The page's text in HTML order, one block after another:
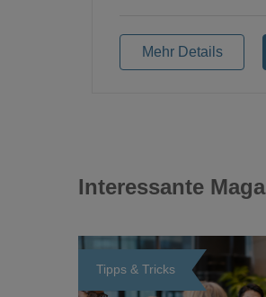
Mehr Details
Interessante
Tipps & Tricks